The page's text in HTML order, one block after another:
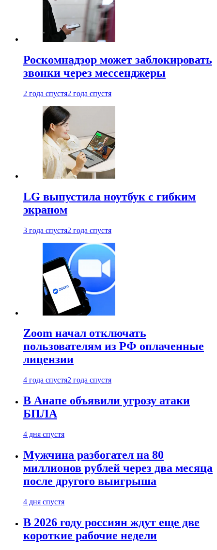
Роскомнадзор может заблокировать
звонки через мессенджеры
2 года спустя2 года спустя
LG выпустила ноутбук с гибким
экраном
3 года спустя2 года спустя
Zoom начал отключать
пользователям из РФ оплаченные
лицензии
4 года спустя2 года спустя
В Анапе объявили угрозу атаки
БПЛА
4 дня спустя
Мужчина разбогател на 80
миллионов рублей через два месяца
после другого выигрыша
4 дня спустя
В 2026 году россиян ждут еще две
короткие рабочие недели